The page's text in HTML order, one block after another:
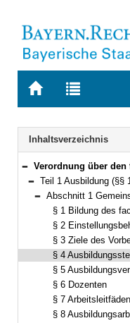
Zur
Zur
letzten
Suche
Navigation
Inhaltsverzeichnis
Bereich reduzieren
Verordnung über den fachlichen Schwerpunkt Staatsfinanz
Bereich reduzieren
Teil 1 Ausbildung (§§
Bereich reduzieren
Abschnitt 1
§ 1 Bildung des
§ 2
§ 3 Ziele des
§ 4
§ 5
§ 6 Dozenten
§ 7
§ 8